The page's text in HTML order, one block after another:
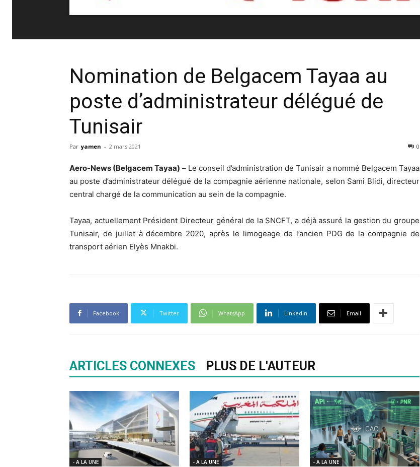
Nomination de Belgacem Tayaa au
poste d’administrateur délégué de
Tunisair
Par yamen - 2 mars 2021 0
Aero-News (Belgacem Tayaa) –Le conseil d’administration de Tunisair a nommé Belgacem Tayaa
au poste d’administrateur délégué de la compagnie aérienne nationale, selon Sami Blidi, directeur
central chargé de la communication au sein de la compagnie.
Tayaa, actuellement Président Directeur général de la SNCFT, a déjà assuré la gestion du groupe
Tunisair, de juillet à décembre 2020, après le limogeage de l’ancien PDG de la compagnie de
transport aérien Elyès Mnakbi.
Facebook Twitter WhatsApp Linkedin Email
ARTICLES CONNEXES PLUS DE L'AUTEUR
- A LA UNE - A LA UNE - A LA UNE